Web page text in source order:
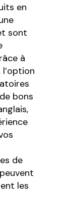
en
sont
à
bons
de
les